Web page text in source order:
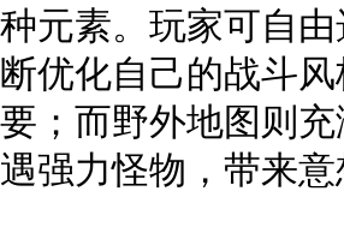
种元素。玩家可自
断优化自己的战斗
要；而野外地图则
遇强力怪物，带来